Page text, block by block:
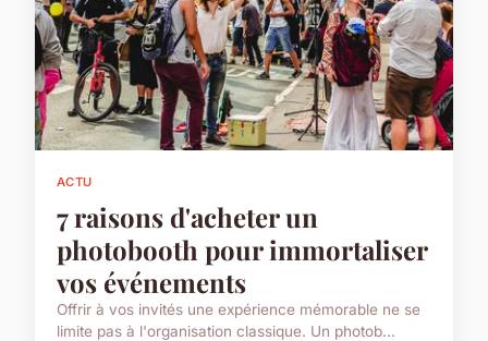
ACTU
7 raisons d'acheter un
photobooth pour immortaliser
vos événements
Offrir à vos invités une expérience mémorable ne se
limite pas à l'organisation classique. Un photob...